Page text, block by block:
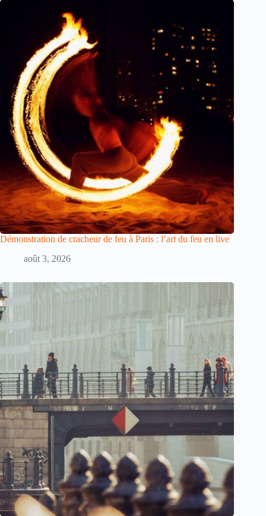
Démonstration de cracheur de feu à Paris : l’art du feu en live
août 3, 2026